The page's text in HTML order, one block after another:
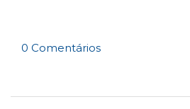
0 Comentários